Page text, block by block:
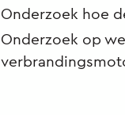
Onderzoek hoe
Onderzoek op